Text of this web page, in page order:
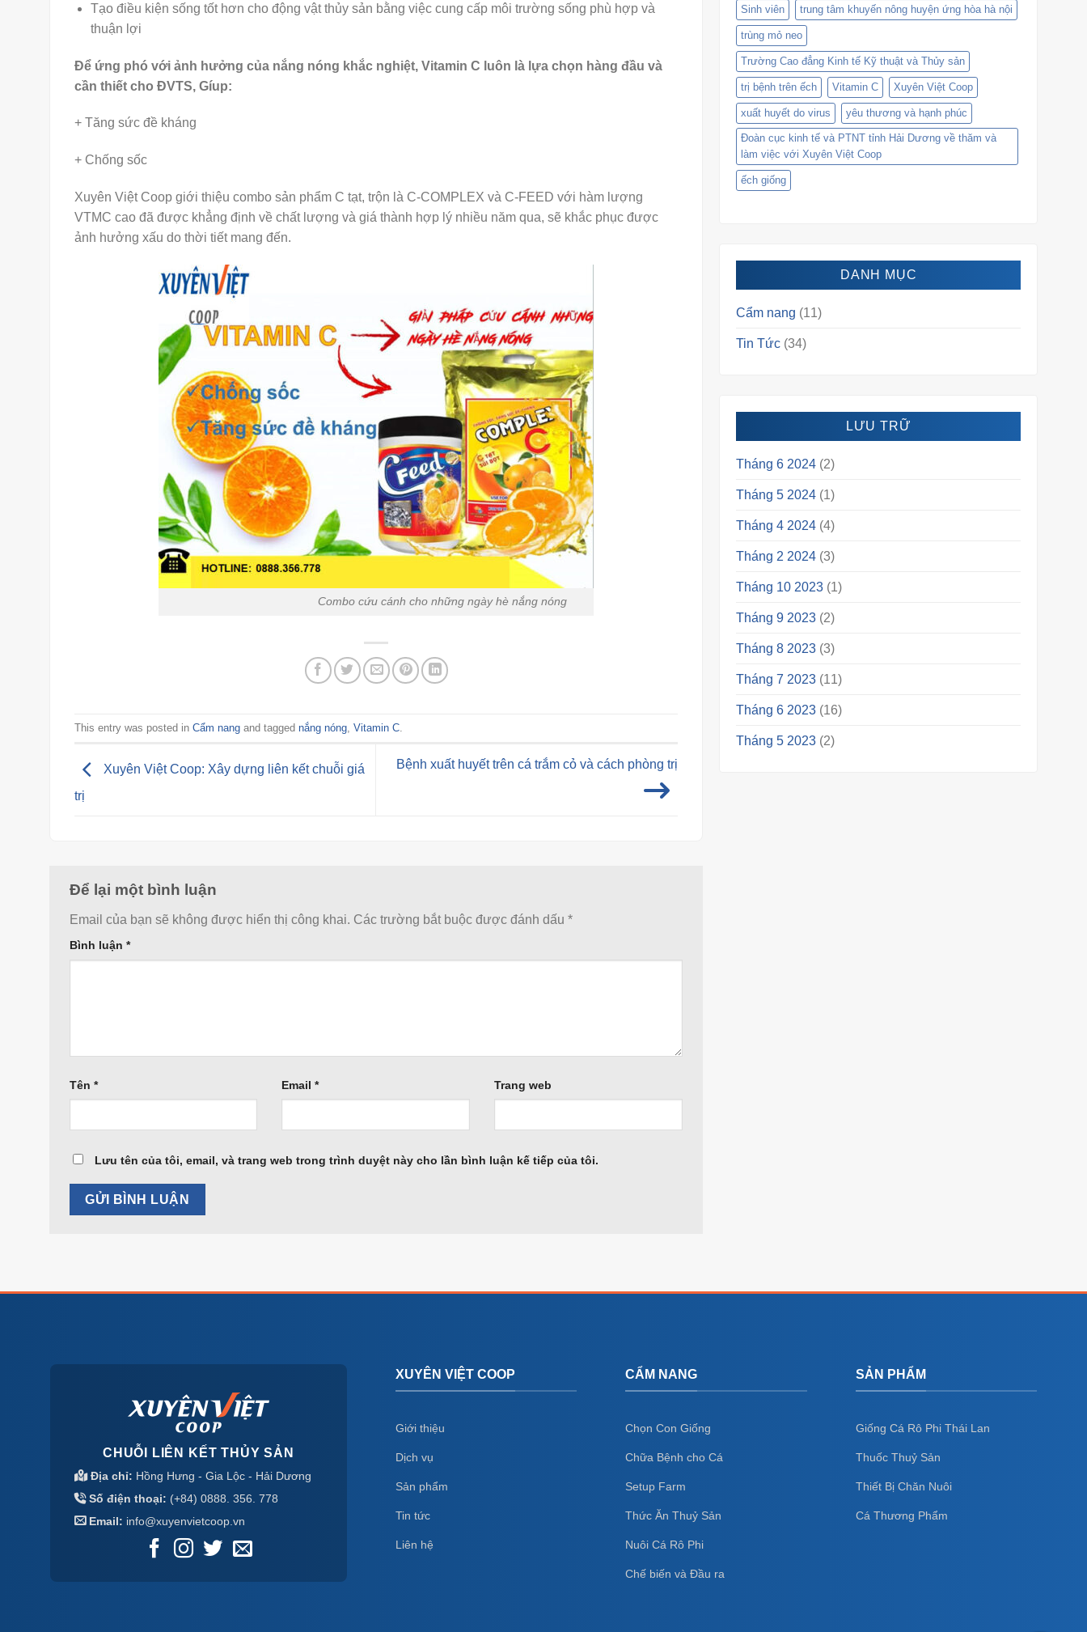
Tạo điều kiện sống tốt hơn cho động vật thủy sản bằng việc cung cấp môi trường sống phù hợp và
thuận lợi
Để ứng phó với ảnh hưởng của nắng nóng khắc nghiệt, Vitamin C luôn là lựa chọn hàng đầu và
cần thiết cho ĐVTS, Gíup:
+ Tăng sức đề kháng
+ Chống sốc
Xuyên Việt Coop giới thiệu combo sản phẩm C tạt, trộn là C-COMPLEX và C-FEED với hàm lượng
VTMC cao đã được khẳng định về chất lượng và giá thành hợp lý nhiều năm qua, sẽ khắc phục được
ảnh hưởng xấu do thời tiết mang đến.
Combo cứu cánh cho những ngày hè nắng nóng
This entry was posted in Cẩm nangand tagged nắng nóng, Vitamin C.
Xuyên Việt Coop: Xây dựng liên kết chuỗi giá
trị
Bệnh xuất huyết trên cá trắm cỏ và cách phòng trị
Để lại một bình luận
Email của bạn sẽ không được hiển thị công khai. Các trường bắt buộc được đánh dấu *
Bình luận *
Tên * Email* Trang web
Lưu tên của tôi, email, và trang web trong trình duyệt này cho lần bình luận kế tiếp của tôi.
Sinh viên trung tâm khuyến nông huyện ứng hòa hà nội
trùng mỏ neo
Trường Cao đẳng Kinh tế Kỹ thuật và Thủy sản
trị bệnh trên ếch Vitamin C Xuyên Việt Coop
xuất huyết do virus yêu thương và hạnh phúc
Đoàn cục kinh tế và PTNT tỉnh Hải Dương về thăm và
làm việc với Xuyên Việt Coop
ếch giống
DANH MỤC
Cẩm nang (11)
Tin Tức(34)
LƯU TRỮ
Tháng 6 2024(2)
Tháng 5 2024(1)
Tháng 4 2024(4)
Tháng 2 2024(3)
Tháng 10 2023(1)
Tháng 9 2023(2)
Tháng 8 2023(3)
Tháng 7 2023(11)
Tháng 6 2023(16)
Tháng 5 2023(2)
CHUỖI LIÊN KẾT THỦY SẢN
Địa chỉ: Hồng Hưng - Gia Lộc - Hải Dương
Số điện thoại: (+84) 0888. 356. 778
Email: info@xuyenvietcoop.vn
XUYÊN VIỆT COOP
Giới thiệu
Dịch vụ
Sản phẩm
Tin tức
Liên hệ
CẨM NANG
Chọn Con Giống
Chữa Bệnh cho Cá
Setup Farm
Thức Ăn Thuỷ Sản
Nuôi Cá Rô Phi
Chế biến và Đầu ra
SẢN PHẨM
Giống Cá Rô Phi Thái Lan
Thuốc Thuỷ Sản
Thiết Bị Chăn Nuôi
Cá Thương Phẩm